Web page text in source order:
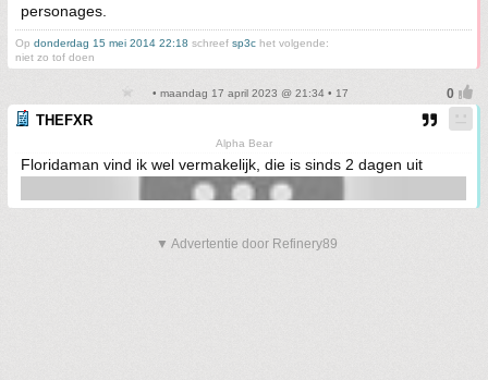
personages.
Op donderdag 15 mei 2014 22:18 schreef sp3c het volgende:
niet zo tof doen
• maandag 17 april 2023 @ 21:34 • 17
THEFXR
Alpha Bear
Floridaman vind ik wel vermakelijk, die is sinds 2 dagen uit
▼ Advertentie door Refinery89